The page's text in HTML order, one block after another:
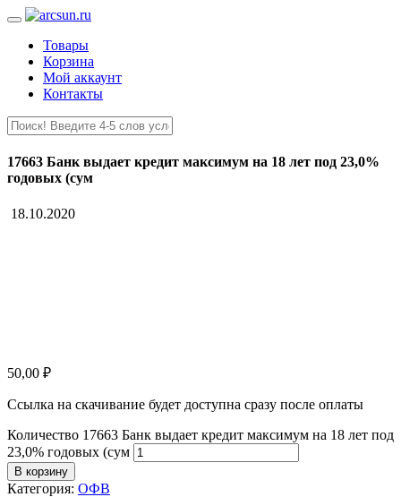
Товары
Корзина
Мой аккаунт
Контакты
17663 Банк выдает кредит максимум на 18 лет под 23,0%
годовых (сум
18.10.2020
50,00 ₽
Ссылка на скачивание будет доступна сразу после оплаты
Количество 17663 Банк выдает кредит максимум на 18 лет под
23,0% годовых (сум
В корзину
Категория: ОФВ